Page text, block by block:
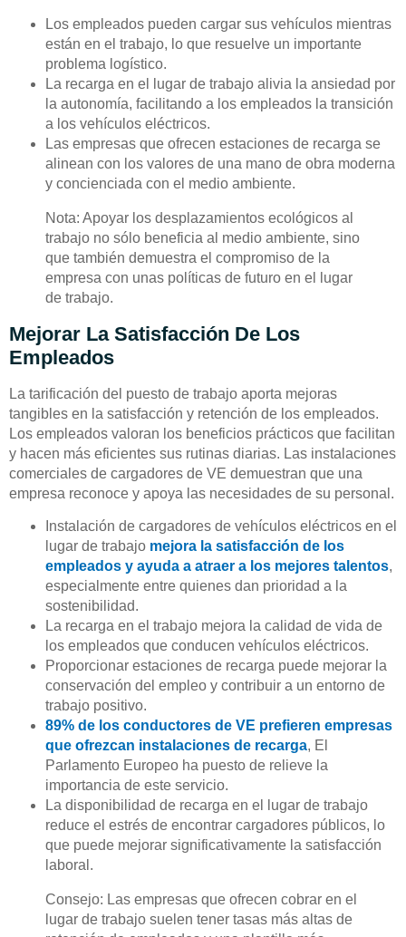
Los empleados pueden cargar sus vehículos mientras
están en el trabajo, lo que resuelve un importante
problema logístico.
La recarga en el lugar de trabajo alivia la ansiedad por
la autonomía, facilitando a los empleados la transición
a los vehículos eléctricos.
Las empresas que ofrecen estaciones de recarga se
alinean con los valores de una mano de obra moderna
y concienciada con el medio ambiente.
Nota: Apoyar los desplazamientos ecológicos al
trabajo no sólo beneficia al medio ambiente, sino
que también demuestra el compromiso de la
empresa con unas políticas de futuro en el lugar
de trabajo.
Mejorar La Satisfacción De Los
Empleados
La tarificación del puesto de trabajo aporta mejoras
tangibles en la satisfacción y retención de los empleados.
Los empleados valoran los beneficios prácticos que facilitan
y hacen más eficientes sus rutinas diarias. Las instalaciones
comerciales de cargadores de VE demuestran que una
empresa reconoce y apoya las necesidades de su personal.
Instalación de cargadores de vehículos eléctricos en el
lugar de trabajo mejora la satisfacción de los
empleados y ayuda a atraer a los mejores talentos,
especialmente entre quienes dan prioridad a la
sostenibilidad.
La recarga en el trabajo mejora la calidad de vida de
los empleados que conducen vehículos eléctricos.
Proporcionar estaciones de recarga puede mejorar la
conservación del empleo y contribuir a un entorno de
trabajo positivo.
89% de los conductores de VE prefieren empresas
que ofrezcan instalaciones de recarga, El
Parlamento Europeo ha puesto de relieve la
importancia de este servicio.
La disponibilidad de recarga en el lugar de trabajo
reduce el estrés de encontrar cargadores públicos, lo
que puede mejorar significativamente la satisfacción
laboral.
Consejo: Las empresas que ofrecen cobrar en el
lugar de trabajo suelen tener tasas más altas de